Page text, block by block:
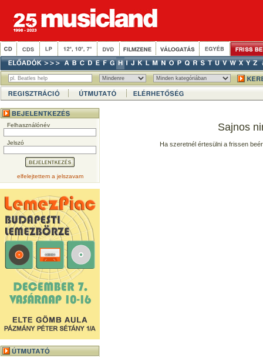
Felhasználónév
Jelszó
elfelejtettem a jelszavam
Sajnos
Ha szeretnél értesülni a frissen